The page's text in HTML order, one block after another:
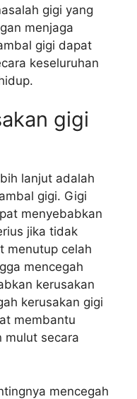
gigi yang
menjaga
gigi dapat
keseluruhan
gigi
lanjut adalah
gigi. Gigi
menyebabkan
jika tidak
menutup celah
mencegah
kerusakan
kerusakan gigi
membantu
mulut secara
mencegah